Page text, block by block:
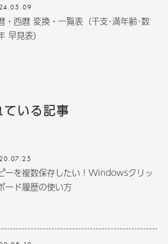
・西暦 変換・一覧表（干支･満年齢･数
早見表）
いる記事
ーを複数保存したい！Windowsクリッ
ード履歴の使い方